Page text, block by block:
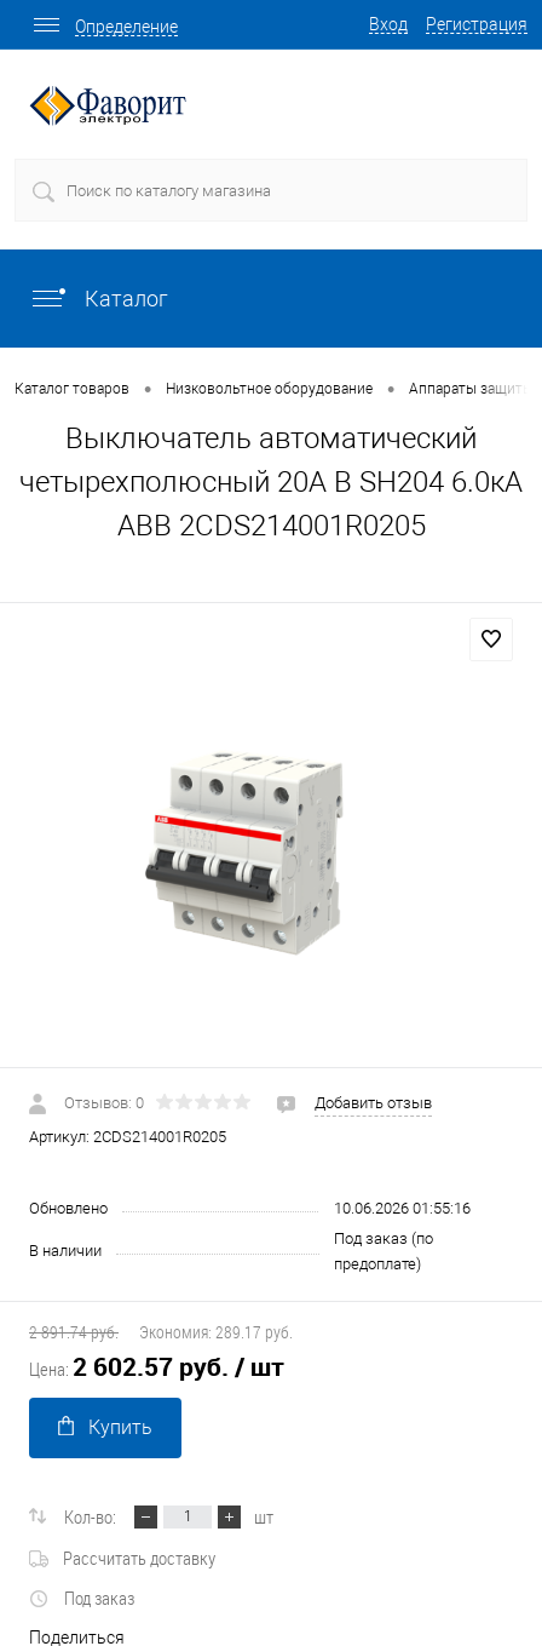
Вход Регистрация
Определение
Каталог
Каталог товаров • Низковольтное оборудование • Аппараты защиты
Выключатель автоматический
четырехполюсный 20А B SH204 6.0кА
ABB 2CDS214001R0205
Отзывов: 0
Добавить отзыв
Артикул: 2CDS214001R0205
Обновлено 10.06.2026 01:55:16
В наличии
Под заказ (по
предоплате)
2 891.74 руб. Экономия: 289.17 руб.
Цена: 2 602.57 руб. / шт
Купить
Кол-во:
шт
Рассчитать доставку
Под заказ
Поделиться